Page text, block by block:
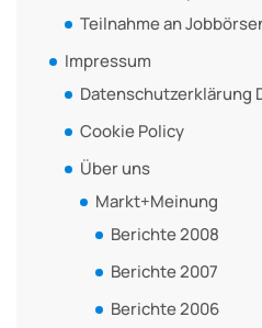
Teilnahme an
Impressum
Datenschutzerklärung
Cookie Policy
Über uns
Markt+Meinung
Berichte 2008
Berichte 2007
Berichte 2006